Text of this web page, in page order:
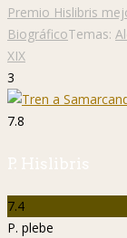
Premio Hislibris
BiográficoTemas:
XIX
3
7.8
P. Hislibris
7.4
P. plebe